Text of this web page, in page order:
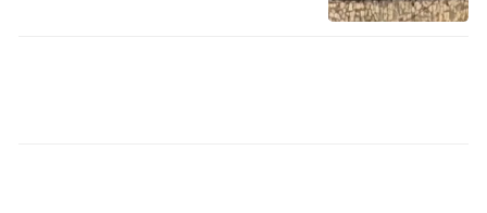
设计是通过更长的续航能力、更高的航速和